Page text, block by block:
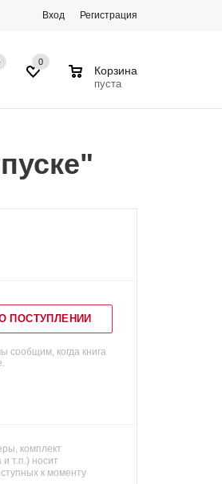
Вход Регистрация
0
Корзина
пуста
ПОСТУПЛЕНИИ
сообщим, когда книга
комплект
и т.п.) носит
к моменту